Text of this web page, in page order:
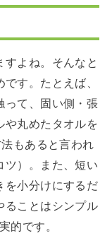
すよね。そんなと
です。たとえば、
って、固い側・張
や丸めたタオルを
もあると言われ
ツ）。また、短い
を小分けにするだ
ることはシンプル
的です。